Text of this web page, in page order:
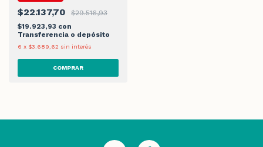
$22.137,70
$29.516,93
$19.923,93 con
Transferencia o depósito
6 x $3.689,62 sin interés